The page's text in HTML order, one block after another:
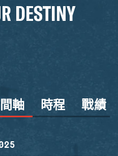
DESTINY
軸 時程 戰績